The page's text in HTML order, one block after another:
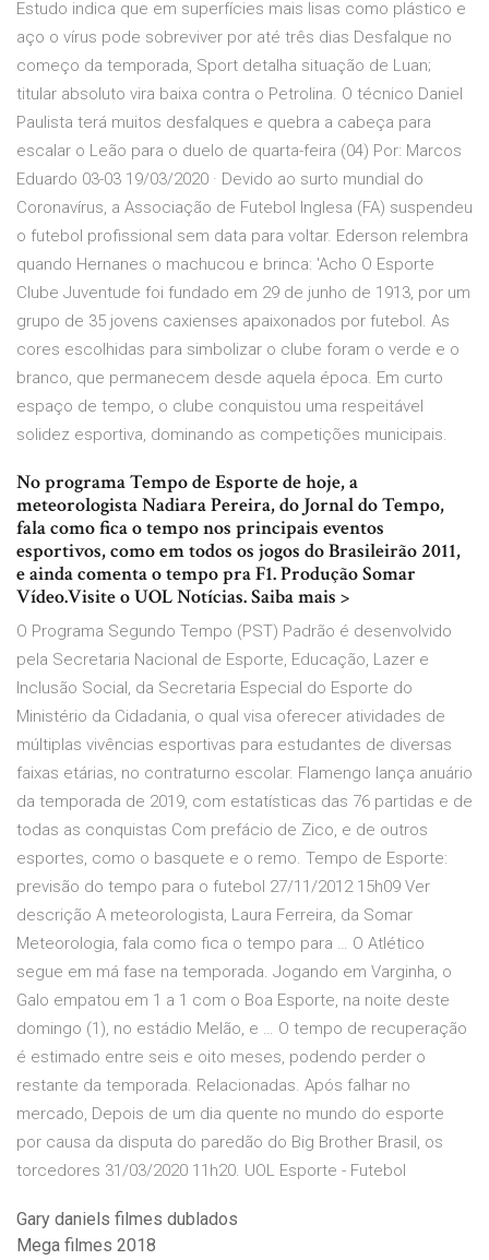
Estudo indica que em superfícies mais lisas como plástico e
aço o vírus pode sobreviver por até três dias Desfalque no
começo da temporada, Sport detalha situação de Luan;
titular absoluto vira baixa contra o Petrolina. O técnico Daniel
Paulista terá muitos desfalques e quebra a cabeça para
escalar o Leão para o duelo de quarta-feira (04) Por: Marcos
Eduardo 03-03 19/03/2020 · Devido ao surto mundial do
Coronavírus, a Associação de Futebol Inglesa (FA) suspendeu
o futebol profissional sem data para voltar. Ederson relembra
quando Hernanes o machucou e brinca: 'Acho O Esporte
Clube Juventude foi fundado em 29 de junho de 1913, por um
grupo de 35 jovens caxienses apaixonados por futebol. As
cores escolhidas para simbolizar o clube foram o verde e o
branco, que permanecem desde aquela época. Em curto
espaço de tempo, o clube conquistou uma respeitável
solidez esportiva, dominando as competições municipais.
No programa Tempo de Esporte de hoje, a
meteorologista Nadiara Pereira, do Jornal do Tempo,
fala como fica o tempo nos principais eventos
esportivos, como em todos os jogos do Brasileirão 2011,
e ainda comenta o tempo pra F1. Produção Somar
Vídeo.Visite o UOL Notícias. Saiba mais >
O Programa Segundo Tempo (PST) Padrão é desenvolvido
pela Secretaria Nacional de Esporte, Educação, Lazer e
Inclusão Social, da Secretaria Especial do Esporte do
Ministério da Cidadania, o qual visa oferecer atividades de
múltiplas vivências esportivas para estudantes de diversas
faixas etárias, no contraturno escolar. Flamengo lança anuário
da temporada de 2019, com estatísticas das 76 partidas e de
todas as conquistas Com prefácio de Zico, e de outros
esportes, como o basquete e o remo. Tempo de Esporte:
previsão do tempo para o futebol 27/11/2012 15h09 Ver
descrição A meteorologista, Laura Ferreira, da Somar
Meteorologia, fala como fica o tempo para … O Atlético
segue em má fase na temporada. Jogando em Varginha, o
Galo empatou em 1 a 1 com o Boa Esporte, na noite deste
domingo (1), no estádio Melão, e … O tempo de recuperação
é estimado entre seis e oito meses, podendo perder o
restante da temporada. Relacionadas. Após falhar no
mercado, Depois de um dia quente no mundo do esporte
por causa da disputa do paredão do Big Brother Brasil, os
torcedores 31/03/2020 11h20. UOL Esporte - Futebol
Gary daniels filmes dublados
Mega filmes 2018